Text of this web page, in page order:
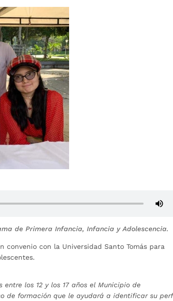
de Primera Infancia, Infancia y Adolescencia.
convenio con la Universidad Santo Tomás para
los 12 y los 17 años el Municipio de
de formación que le ayudará a identificar su